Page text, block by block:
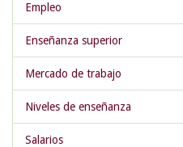
Empleo
Enseñanza superior
Mercado de trabajo
Niveles de enseñanza
Salarios